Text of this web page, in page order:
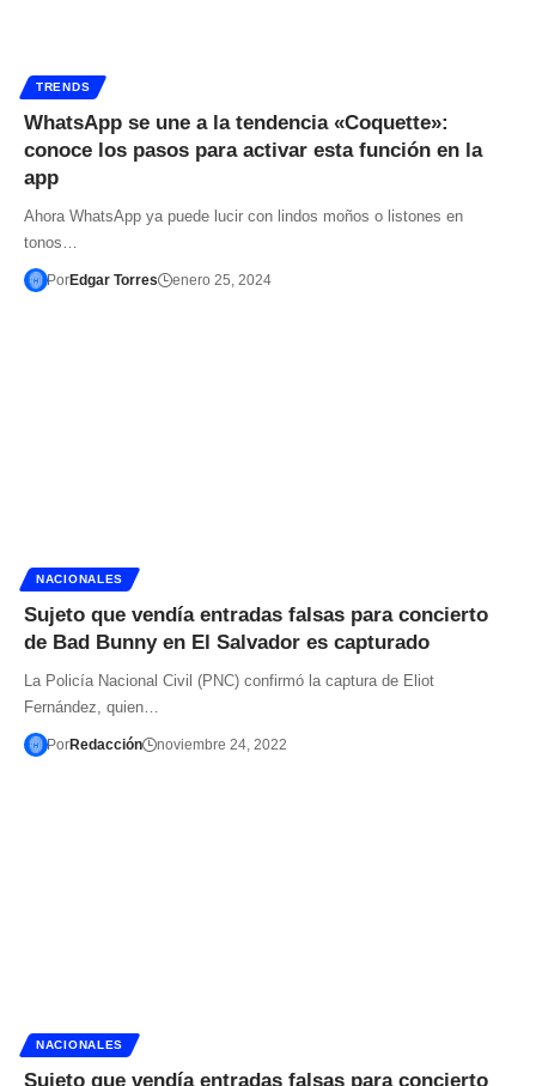
TRENDS
WhatsApp se une a la tendencia «Coquette»:
conoce los pasos para activar esta función en la
app
Ahora WhatsApp ya puede lucir con lindos moños o listones en
tonos…
PorEdgar Torres enero 25, 2024
NACIONALES
Sujeto que vendía entradas falsas para concierto
de Bad Bunny en El Salvador es capturado
La Policía Nacional Civil (PNC) confirmó la captura de Eliot
Fernández, quien…
PorRedacción noviembre 24, 2022
NACIONALES
Sujeto que vendía entradas falsas para concierto